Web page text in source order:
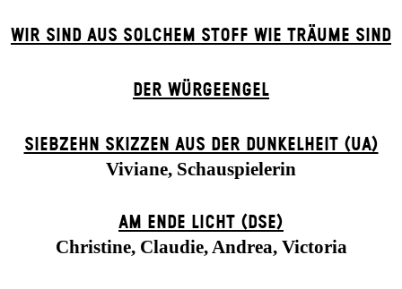
WIR SIND AUS SOLCHEM STOFF WIE TRÄUME SIND
DER WÜR­GE­ENG­EL
SIEBZEHN SKIZZEN AUS DER DUNKELHEIT (UA)
Viviane, Schauspielerin
AM ENDE LICHT (DSE)
Christine, Claudie, Andrea, Victoria